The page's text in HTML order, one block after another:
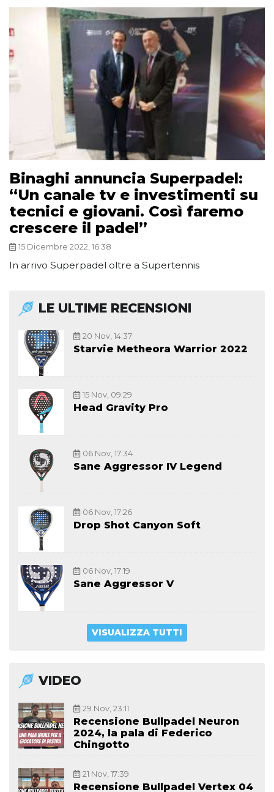
Binaghi annuncia Superpadel:
“Un canale tv e investimenti su
tecnici e giovani. Così faremo
crescere il padel”
15 Dicembre 2022, 16:38
In arrivo Superpadel oltre a Supertennis
LE ULTIME RECENSIONI
20 Nov, 14:37
Starvie Metheora Warrior 2022
15 Nov, 09:29
Head Gravity Pro
06 Nov, 17:34
Sane Aggressor IV Legend
06 Nov, 17:26
Drop Shot Canyon Soft
06 Nov, 17:19
Sane Aggressor V
VISUALIZZA TUTTI
VIDEO
29 Nov, 23:11
Recensione Bullpadel Neuron
2024, la pala di Federico
Chingotto
21 Nov, 17:39
Recensione Bullpadel Vertex 04